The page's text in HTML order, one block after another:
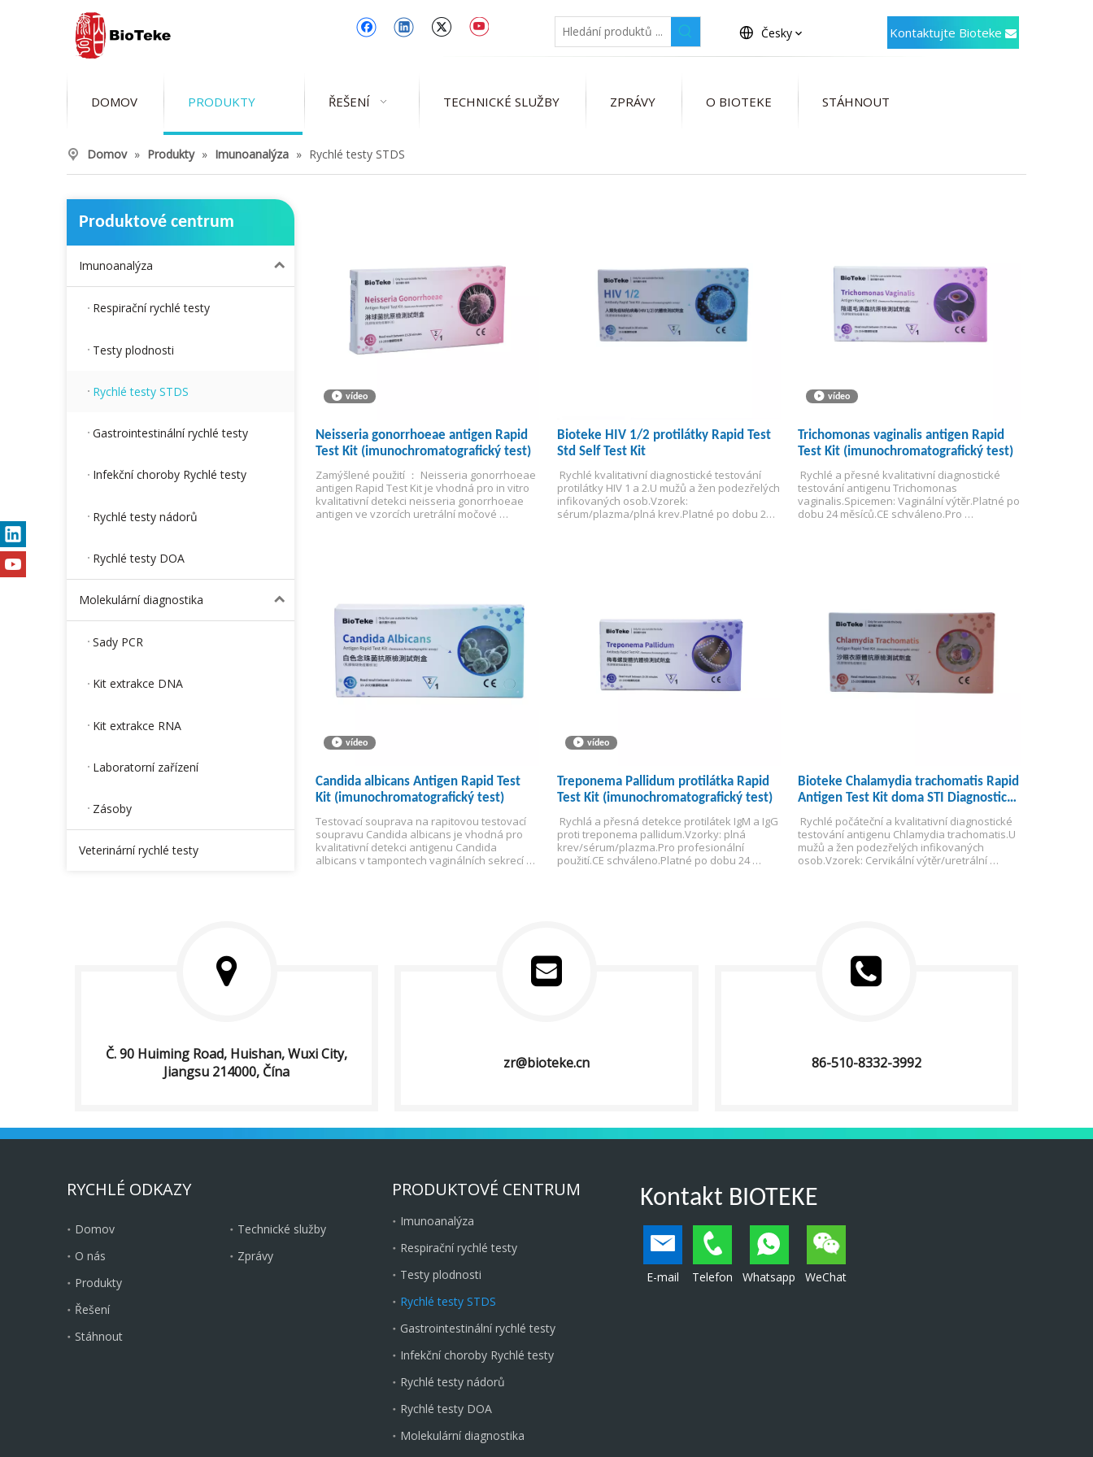
Česky Kontaktujte Bioteke
DOMOV PRODUKTY ŘEŠENÍ TECHNICKÉ SLUŽBY ZPRÁVY O BIOTEKE STÁHNOUT
Domov » Produkty » Imunoanalýza » Rychlé testy STDS
Produktové centrum
Imunoanalýza
Respirační rychlé testy
Testy plodnosti
Rychlé testy STDS
Gastrointestinální rychlé testy
Infekční choroby Rychlé testy
Rychlé testy nádorů
Rychlé testy DOA
Molekulární diagnostika
Sady PCR
Kit extrakce DNA
Kit extrakce RNA
Laboratorní zařízení
Zásoby
Veterinární rychlé testy
vídeo
Neisseria gonorrhoeae antigen Rapid
Test Kit (imunochromatografický test)
Zamýšlené použití ： Neisseria gonorrhoeae
antigen Rapid Test Kit je vhodná pro in vitro
kvalitativní detekci neisseria gonorrhoeae
antigen ve vzorcích uretrální močové
Bioteke HIV 1/2 protilátky Rapid Test
Std Self Test Kit
Rychlé kvalitativní diagnostické testování
protilátky HIV 1 a 2.U mužů a žen podezřelých
infikovaných osob.Vzorek:
sérum/plazma/plná krev.Platné po dobu 24
vídeo
Trichomonas vaginalis antigen Rapid
Test Kit (imunochromatografický test)
Rychlé a přesné kvalitativní diagnostické
testování antigenu Trichomonas
vaginalis.Spicemen: Vaginální výtěr.Platné po
dobu 24 měsíců.CE schváleno.Pro
vídeo
Candida albicans Antigen Rapid Test
Kit (imunochromatografický test)
Testovací souprava na rapitovou testovací
soupravu Candida albicans je vhodná pro
kvalitativní detekci antigenu Candida
albicans v tampontech vaginálních sekrecí
vídeo
Treponema Pallidum protilátka Rapid
Test Kit (imunochromatografický test)
Rychlá a přesná detekce protilátek IgM a IgG
proti treponema pallidum.Vzorky: plná
krev/sérum/plazma.Pro profesionální
použití.CE schváleno.Platné po dobu 24
Bioteke Chalamydia trachomatis Rapid
Antigen Test Kit doma STI Diagnostické
testování kazety
Rychlé počáteční a kvalitativní diagnostické
testování antigenu Chlamydia trachomatis.U
mužů a žen podezřelých infikovaných
osob.Vzorek: Cervikální výtěr/uretrální
Č. 90 Huiming Road, Huishan, Wuxi City,
Jiangsu 214000, Čína
zr@bioteke.cn 86-510-8332-3992
RYCHLÉ ODKAZY
Domov
O nás
Produkty
Řešení
Stáhnout
Technické služby
Zprávy
PRODUKTOVÉ CENTRUM
Imunoanalýza
Respirační rychlé testy
Testy plodnosti
Rychlé testy STDS
Gastrointestinální rychlé testy
Infekční choroby Rychlé testy
Rychlé testy nádorů
Rychlé testy DOA
Molekulární diagnostika
Kontakt BIOTEKE
E-mail Telefon Whatsapp WeChat